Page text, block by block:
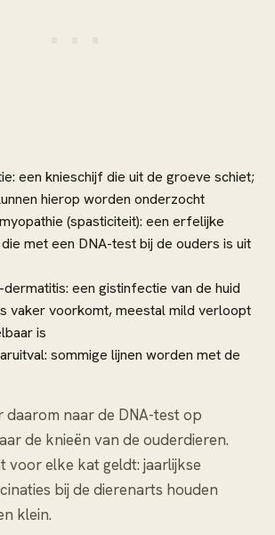
een knieschijf die uit de groeve schiet;
hierop worden onderzocht
(spasticiteit): een erfelijke
met een DNA-test bij de ouders is uit
een gistinfectie van de huid
vaker voorkomt, meestal mild verloopt
is
sommige lijnen worden met de
daarom naar de DNA-test op
de knieën van de ouderdieren.
voor elke kat geldt: jaarlijkse
bij de dierenarts houden
klein.